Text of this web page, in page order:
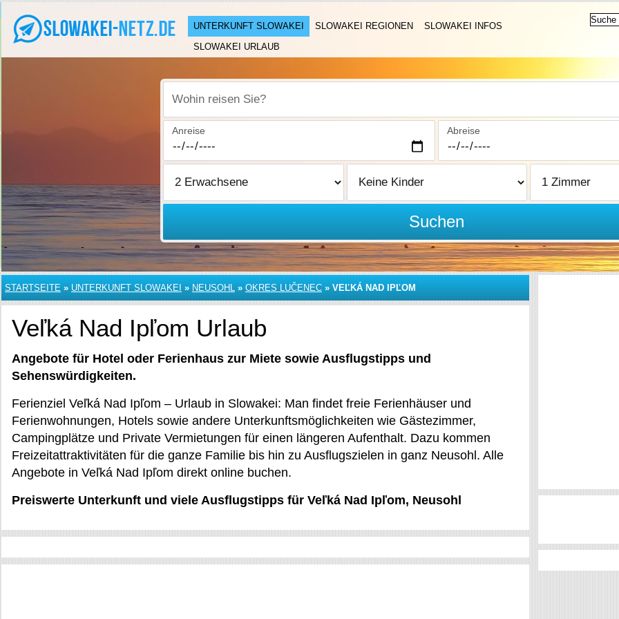
UNTERKUNFT SLOWAKEI SLOWAKEI REGIONEN
SLOWAKEI INFOS
SLOWAKEI URLAUB
Wohin reisen Sie?
Anreise Abreise
Suchen
STARTSEITE » UNTERKUNFT SLOWAKEI » NEUSOHL » OKRES LUČENEC » VEĽKÁ NAD IPĽOM
Veľká Nad Ipľom Urlaub
Angebote für Hotel oder Ferienhaus zur Miete sowie Ausflugstipps und
Sehenswürdigkeiten.
Ferienziel Veľká Nad Ipľom – Urlaub in Slowakei: Man findet freie Ferienhäuser und
Ferienwohnungen, Hotels sowie andere Unterkunftsmöglichkeiten wie Gästezimmer,
Campingplätze und Private Vermietungen für einen längeren Aufenthalt. Dazu kommen
Freizeitattraktivitäten für die ganze Familie bis hin zu Ausflugszielen in ganz Neusohl. Alle
Angebote in Veľká Nad Ipľom direkt online buchen.
Preiswerte Unterkunft und viele Ausflugstipps für Veľká Nad Ipľom, Neusohl